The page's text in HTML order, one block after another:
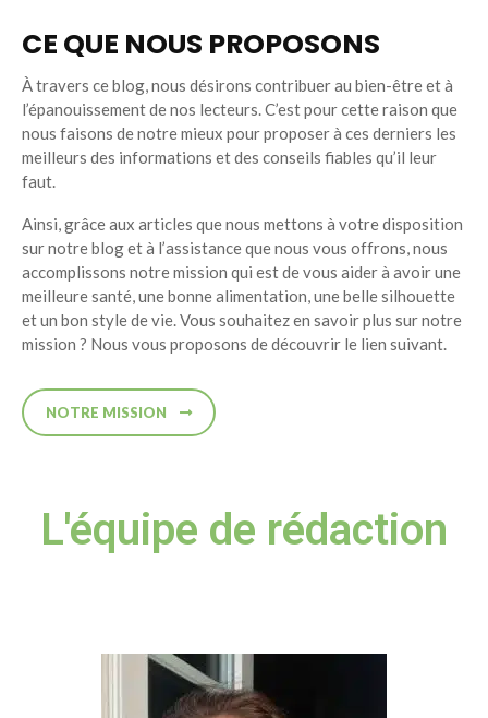
CE QUE NOUS PROPOSONS
À travers ce blog, nous désirons contribuer au bien-être et à
l’épanouissement de nos lecteurs. C’est pour cette raison que
nous faisons de notre mieux pour proposer à ces derniers les
meilleurs des informations et des conseils fiables qu’il leur
faut.
Ainsi, grâce aux articles que nous mettons à votre disposition
sur notre blog et à l’assistance que nous vous offrons, nous
accomplissons notre mission qui est de vous aider à avoir une
meilleure santé, une bonne alimentation, une belle silhouette
et un bon style de vie. Vous souhaitez en savoir plus sur notre
mission ? Nous vous proposons de découvrir le lien suivant.
NOTRE MISSION
L'équipe de rédaction